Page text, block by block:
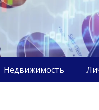
Недвижимость